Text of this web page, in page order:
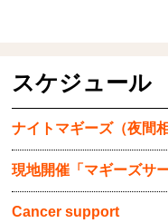
スケジュール
ナイトマギーズ（夜間
現地開催「マギーズサ
Cancer support